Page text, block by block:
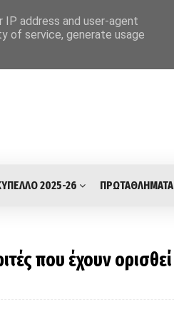
2025-26 ΠΡΩΤΑΘΛΗΜΑΤΑ
που έχουν ορισθεί
address and user-agent
of service, generate usage